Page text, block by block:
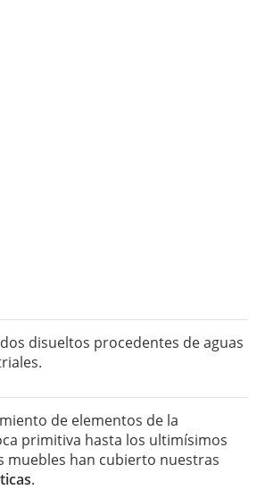
disueltos procedentes de aguas
de elementos de la
primitiva hasta los ultimísimos
muebles han cubierto nuestras
.